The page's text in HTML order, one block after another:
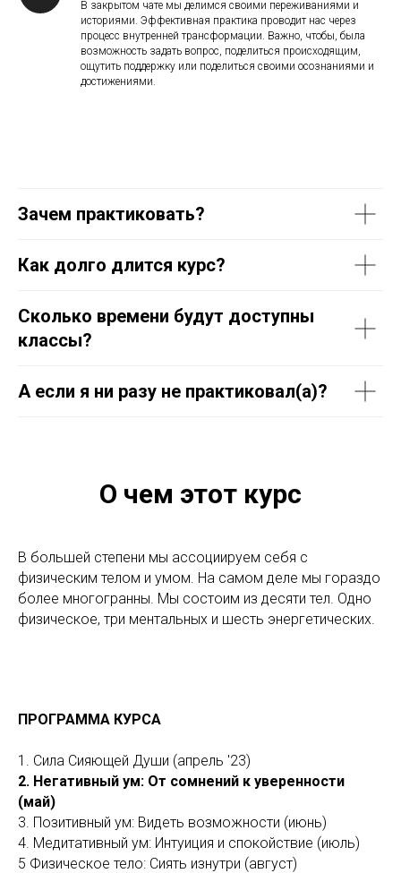
В закрытом чате мы делимся своими переживаниями и
историями. Эффективная практика проводит нас через
процесс внутренней трансформации. Важно, чтобы, была
возможность задать вопрос, поделиться происходящим,
ощутить поддержку или поделиться своими осознаниями и
достижениями.
Зачем практиковать?
Как долго длится курс?
Сколько времени будут доступны
классы?
А если я ни разу не практиковал(а)?
О чем этот курс
В большей степени мы ассоциируем себя с
физическим телом и умом. На самом деле мы гораздо
более многогранны. Мы состоим из десяти тел. Одно
физическое, три ментальных и шесть энергетических.
ПРОГРАММА КУРСА
1. Сила Сияющей Души (апрель '23)
2. Негативный ум: От сомнений к уверенности
(май)
3. Позитивный ум: Видеть возможности (июнь)
4. Медитативный ум: Интуиция и спокойствие (июль)
5 Физическое тело: Сиять изнутри (август)